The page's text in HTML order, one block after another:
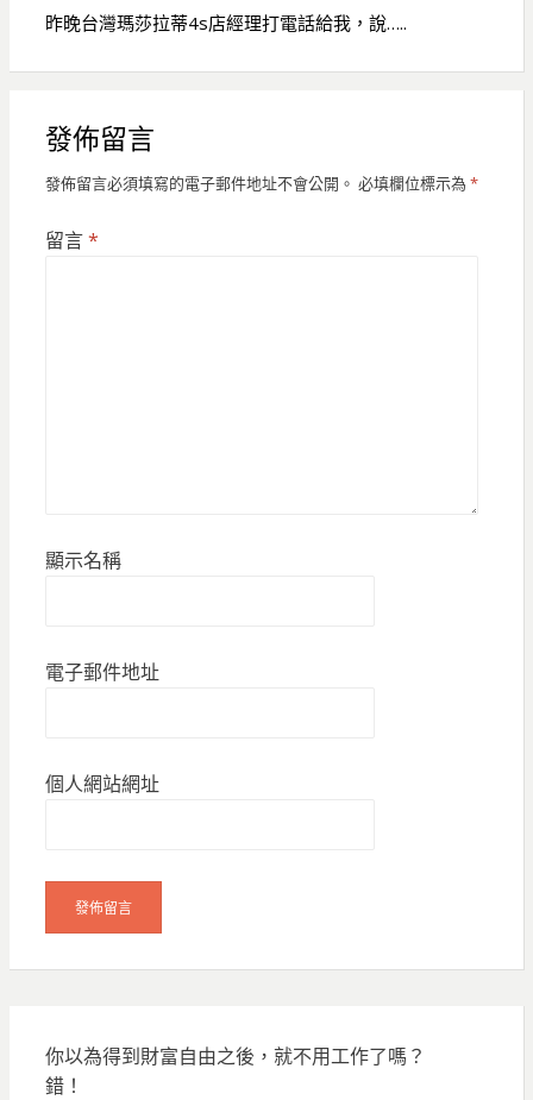
昨晚台灣瑪莎拉蒂4s店經理打電話給我，說…..
發佈留言
發佈留言必須填寫的電子郵件地址不會公開。 必填欄位標示為 *
留言*
顯示名稱
電子郵件地址
個人網站網址
你以為得到財富自由之後，就不用工作了嗎？
錯！